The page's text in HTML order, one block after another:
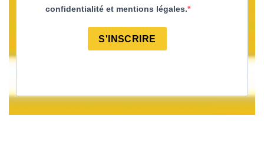
confidentialité et mentions légales.
S'INSCRIRE